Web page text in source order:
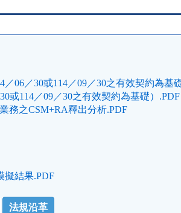
06／30或114／09／30之有效契約為基
或114／09／30之有效契約為基礎）.PDF
務之CSM+RA釋出分析.PDF
擬結果.PDF
法規沿革